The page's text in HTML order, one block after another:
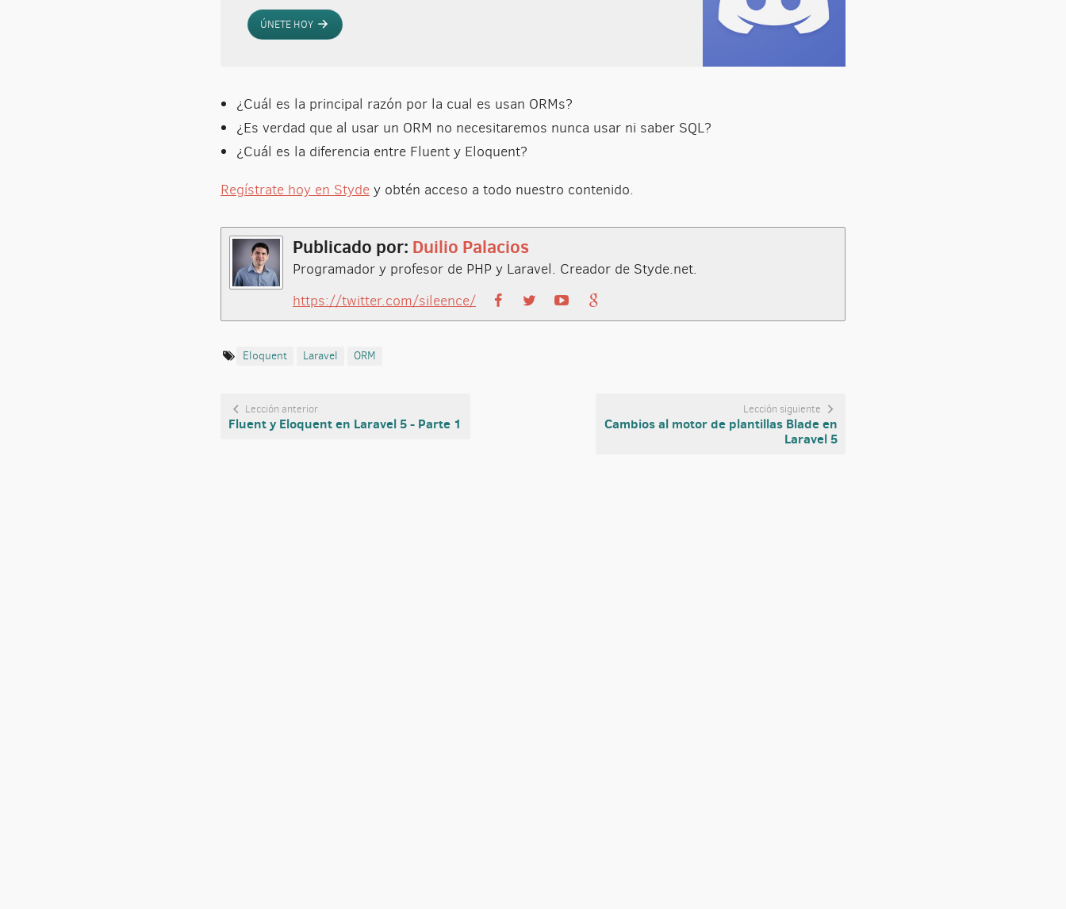
ÚNETE HOY
¿Cuál es la principal razón por la cual es usan ORMs?
¿Es verdad que al usar un ORM no necesitaremos nunca usar ni saber SQL?
¿Cuál es la diferencia entre Fluent y Eloquent?
Regístrate hoy en Styde y obtén acceso a todo nuestro contenido.
Publicado por: Duilio Palacios
Programador y profesor de PHP y Laravel. Creador de Styde.net.
https://twitter.com/sileence/
Eloquent Laravel ORM
Lección anterior
Fluent y Eloquent en Laravel 5 - Parte 1
Lección siguiente
Cambios al motor de plantillas Blade en
Laravel 5